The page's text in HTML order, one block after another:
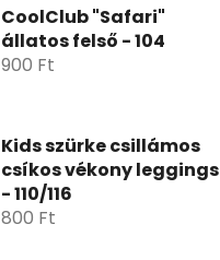
CoolClub "Safari"
állatos felső - 104
900 Ft
Kids szürke csillámos
csíkos vékony leggings
- 110/116
800 Ft